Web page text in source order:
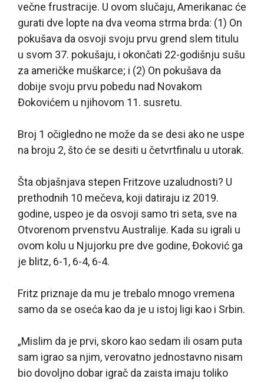
večne frustracije. U ovom slučaju, Amerikanac će
gurati dve lopte na dva veoma strma brda: (1) On
pokušava da osvoji svoju prvu grend slem titulu
u svom 37. pokušaju, i okončati 22-godišnju sušu
za američke muškarce; i (2) On pokušava da
dobije svoju prvu pobedu nad Novakom
Đokovićem u njihovom 11. susretu.
Broj 1 očigledno ne može da se desi ako ne uspe
na broju 2, što će se desiti u četvrtfinalu u utorak.
Šta objašnjava stepen Fritzove uzaludnosti? U
prethodnih 10 mečeva, koji datiraju iz 2019.
godine, uspeo je da osvoji samo tri seta, sve na
Otvorenom prvenstvu Australije. Kada su igrali u
ovom kolu u Njujorku pre dve godine, Đoković ga
je blitz, 6-1, 6-4, 6-4.
Fritz priznaje da mu je trebalo mnogo vremena
samo da se oseća kao da je u istoj ligi kao i Srbin.
„Mislim da je prvi, skoro kao sedam ili osam puta
sam igrao sa njim, verovatno jednostavno nisam
bio dovoljno dobar igrač da zaista imaju toliko